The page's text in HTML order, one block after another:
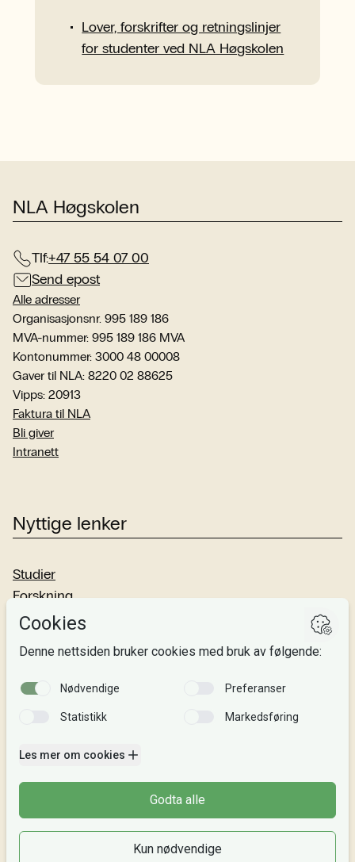
Lover, forskrifter og retningslinjer
for studenter ved NLA Høgskolen
NLA Høgskolen
Tlf:+47 55 54 07 00
Send epost
Alle adresser
Organisasjonsnr. 995 189 186
MVA-nummer: 995 189 186 MVA
Kontonummer: 3000 48 00008
Gaver til NLA: 8220 02 88625
Vipps: 20913
Faktura til NLA
Bli giver
Intranett
Nyttige lenker
Studier
Forskning
Om oss
Si fra!
Følg oss
TikTok